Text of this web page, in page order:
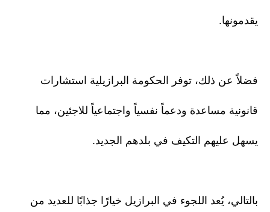
يقدمونها.
فضلاً عن ذلك، توفر الحكومة البرازيلية استشارات
قانونية مساعدة ودعماً نفسياً واجتماعياً للاجئين، مما
يسهل عليهم التكيف في بلدهم الجديد.
بالتالي، يُعد اللجوء في البرازيل خيارًا جذابًا للعديد من